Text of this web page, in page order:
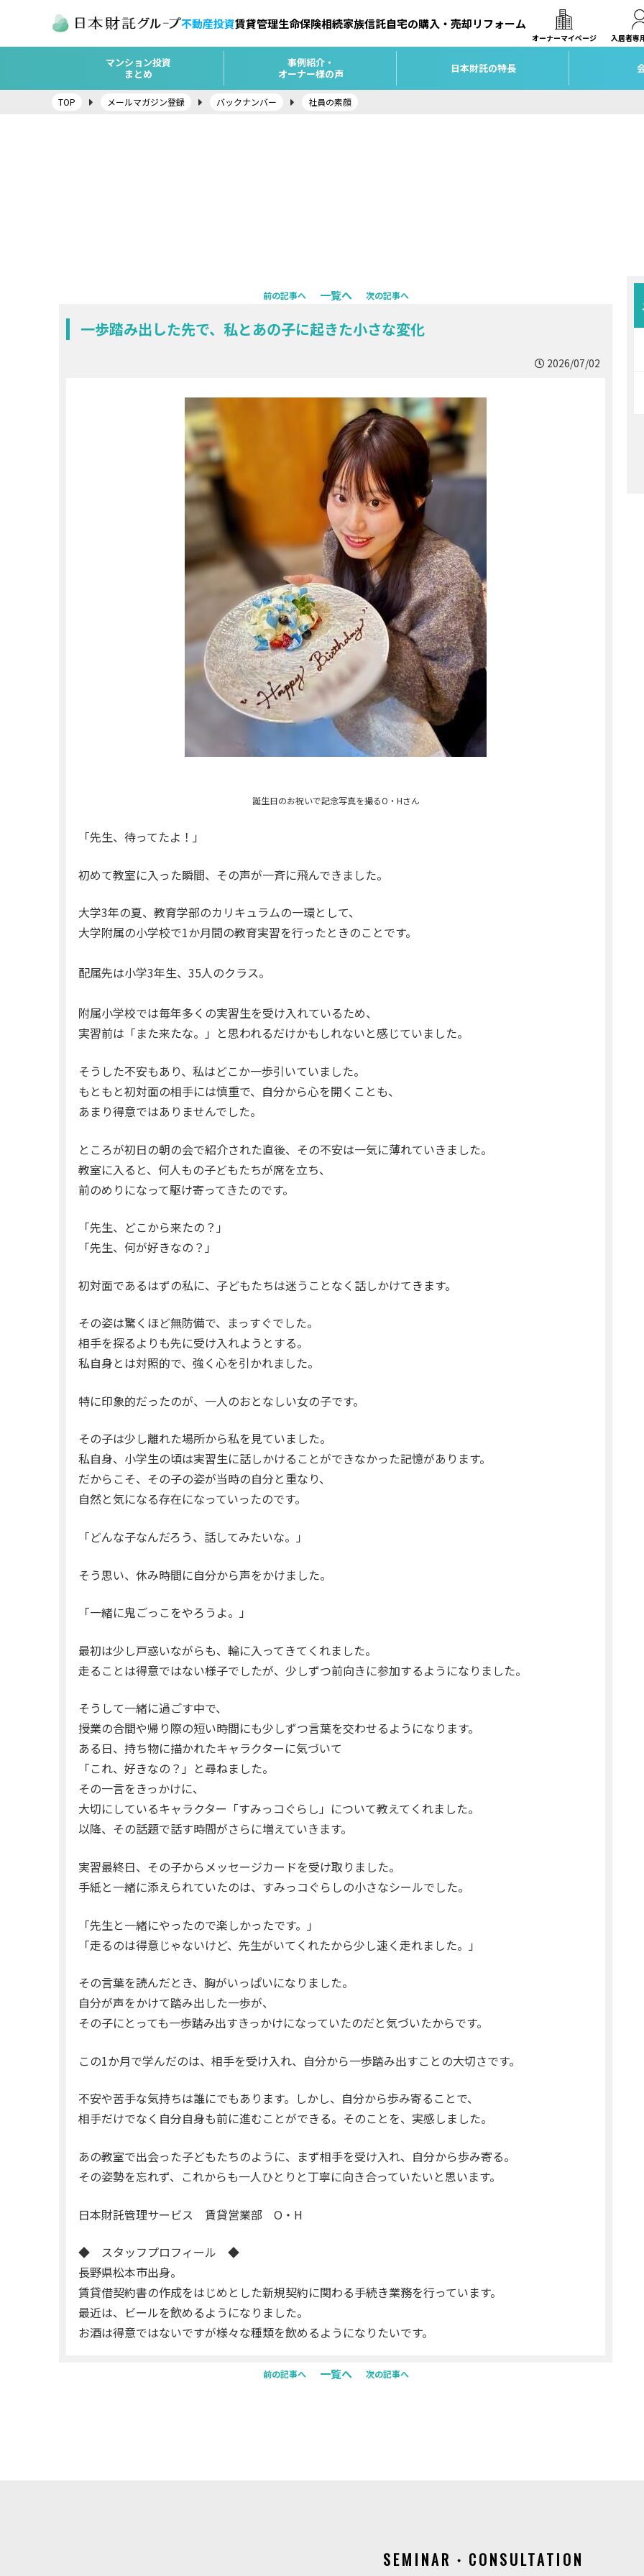
不動産投資賃貸管理生命保険相続家族信託自宅の購入・売却リフォーム
オーナーマイページ 入居者専
マンション投資
まとめ
事例紹介・
オーナー様の声
日本財託の特長
TOP メールマガジン登録 バックナンバー 社員の素顔
前の記事へ 一覧へ 次の記事へ
一歩踏み出した先で、私とあの子に起きた小さな変化
2026/07/02
誕生日のお祝いで記念写真を撮るO・Hさん
「先生、待ってたよ！」
初めて教室に入った瞬間、その声が一斉に飛んできました。
大学3年の夏、教育学部のカリキュラムの一環として、
大学附属の小学校で1か月間の教育実習を行ったときのことです。
配属先は小学3年生、35人のクラス。
附属小学校では毎年多くの実習生を受け入れているため、
実習前は「また来たな。」と思われるだけかもしれないと感じていました。
そうした不安もあり、私はどこか一歩引いていました。
もともと初対面の相手には慎重で、自分から心を開くことも、
あまり得意ではありませんでした。
ところが初日の朝の会で紹介された直後、その不安は一気に薄れていきました。
教室に入ると、何人もの子どもたちが席を立ち、
前のめりになって駆け寄ってきたのです。
「先生、どこから来たの？」
「先生、何が好きなの？」
初対面であるはずの私に、子どもたちは迷うことなく話しかけてきます。
その姿は驚くほど無防備で、まっすぐでした。
相手を探るよりも先に受け入れようとする。
私自身とは対照的で、強く心を引かれました。
特に印象的だったのが、一人のおとなしい女の子です。
その子は少し離れた場所から私を見ていました。
私自身、小学生の頃は実習生に話しかけることができなかった記憶があります。
だからこそ、その子の姿が当時の自分と重なり、
自然と気になる存在になっていったのです。
「どんな子なんだろう、話してみたいな。」
そう思い、休み時間に自分から声をかけました。
「一緒に鬼ごっこをやろうよ。」
最初は少し戸惑いながらも、輪に入ってきてくれました。
走ることは得意ではない様子でしたが、少しずつ前向きに参加するようになりました。
そうして一緒に過ごす中で、
授業の合間や帰り際の短い時間にも少しずつ言葉を交わせるようになります。
ある日、持ち物に描かれたキャラクターに気づいて
「これ、好きなの？」と尋ねました。
その一言をきっかけに、
大切にしているキャラクター「すみっコぐらし」について教えてくれました。
以降、その話題で話す時間がさらに増えていきます。
実習最終日、その子からメッセージカードを受け取りました。
手紙と一緒に添えられていたのは、すみっコぐらしの小さなシールでした。
「先生と一緒にやったので楽しかったです。」
「走るのは得意じゃないけど、先生がいてくれたから少し速く走れました。」
その言葉を読んだとき、胸がいっぱいになりました。
自分が声をかけて踏み出した一歩が、
その子にとっても一歩踏み出すきっかけになっていたのだと気づいたからです。
この1か月で学んだのは、相手を受け入れ、自分から一歩踏み出すことの大切さです。
不安や苦手な気持ちは誰にでもあります。しかし、自分から歩み寄ることで、
相手だけでなく自分自身も前に進むことができる。そのことを、実感しました。
あの教室で出会った子どもたちのように、まず相手を受け入れ、自分から歩み寄る。
その姿勢を忘れず、これからも一人ひとりと丁寧に向き合っていたいと思います。
日本財託管理サービス 賃貸営業部 O・H
◆ スタッフプロフィール ◆
長野県松本市出身。
賃貸借契約書の作成をはじめとした新規契約に関わる手続き業務を行っています。
最近は、ビールを飲めるようになりました。
お酒は得意ではないですが様々な種類を飲めるようになりたいです。
前の記事へ 一覧へ 次の記事へ
SEMINAR・CONSULTATION